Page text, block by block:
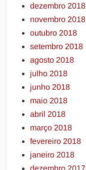
dezembro 2018
novembro 2018
outubro 2018
setembro 2018
agosto 2018
julho 2018
junho 2018
maio 2018
abril 2018
março 2018
fevereiro 2018
janeiro 2018